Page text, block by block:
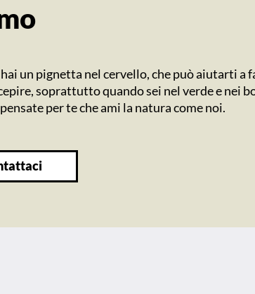
un pignetta nel cervello, che può aiutarti
soprattutto quando sei nel verde e nei
per te che ami la natura come noi.